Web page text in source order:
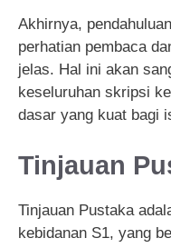
Akhirnya,
perhatian pembaca
jelas. Hal ini akan
keseluruhan skripsi
dasar yang kuat bagi
Tinjauan
Tinjauan Pustaka
kebidanan S1, yang